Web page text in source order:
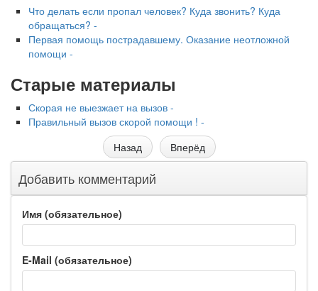
Что делать если пропал человек? Куда звонить? Куда
обращаться? -
Первая помощь пострадавшему. Оказание неотложной
помощи -
Старые материалы
Скорая не выезжает на вызов -
Правильный вызов скорой помощи ! -
Назад
Вперёд
Добавить комментарий
Имя (обязательное)
E-Mail (обязательное)